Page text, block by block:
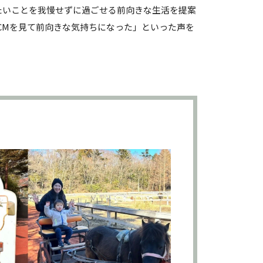
ことを我慢せずに過ごせる前向きな生活を提案
を見て前向きな気持ちになった」といった声を